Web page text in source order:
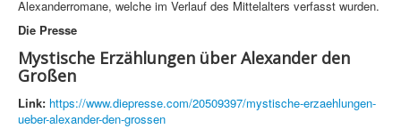
Alexanderromane, welche im Verlauf des Mittelalters verfasst wurden.
Die Presse
Mystische Erzählungen über Alexander den
Großen
Link: https://www.diepresse.com/20509397/mystische-erzaehlungen-
ueber-alexander-den-grossen